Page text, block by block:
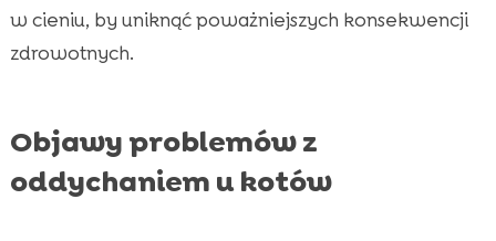
w cieniu, by uniknąć poważniejszych konsekwencji
zdrowotnych.
Objawy problemów z
oddychaniem u kotów